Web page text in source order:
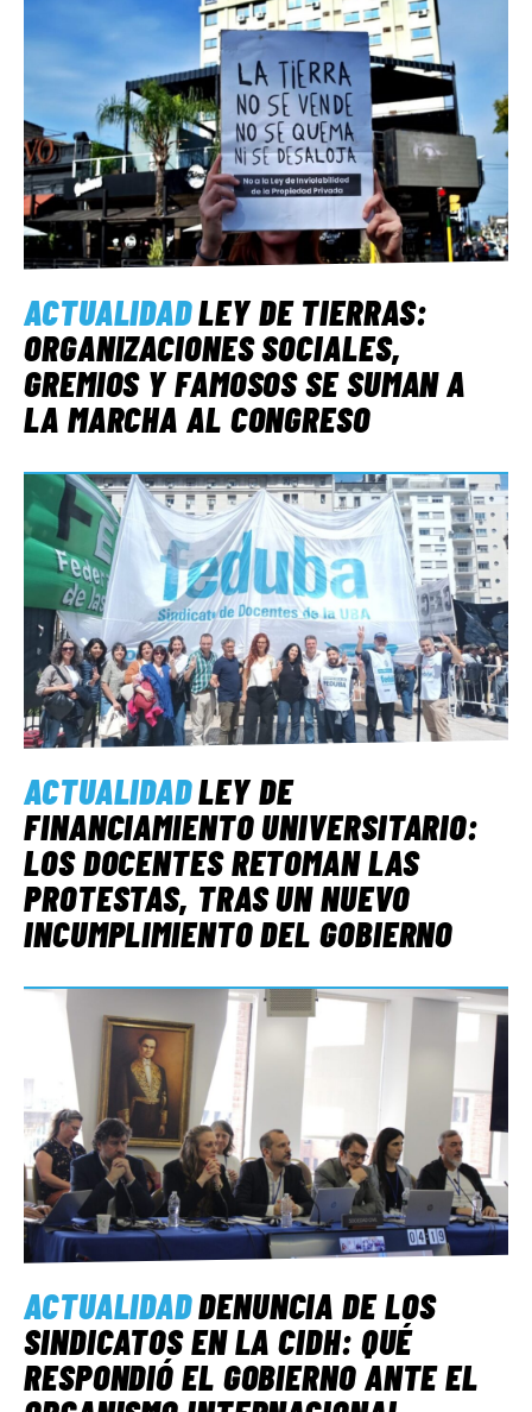
ACTUALIDADLEY DE TIERRAS:
ORGANIZACIONES SOCIALES,
GREMIOS Y FAMOSOS SE SUMAN A
LA MARCHA AL CONGRESO
ACTUALIDADLEY DE
FINANCIAMIENTO UNIVERSITARIO:
LOS DOCENTES RETOMAN LAS
PROTESTAS, TRAS UN NUEVO
INCUMPLIMIENTO DEL GOBIERNO
ACTUALIDADDENUNCIA DE LOS
SINDICATOS EN LA CIDH: QUÉ
RESPONDIÓ EL GOBIERNO ANTE EL